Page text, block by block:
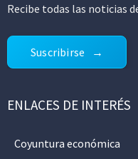
Recibe todas las noticias
Suscribirse
ENLACES DE INTERÉS
Coyuntura económica